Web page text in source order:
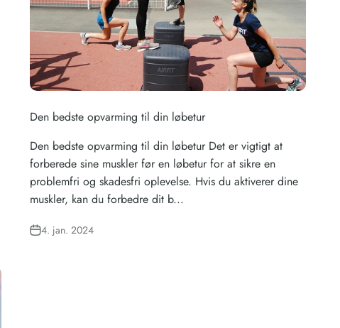
Den bedste opvarming til din løbetur
Den bedste opvarming til din løbetur Det er vigtigt at
forberede sine muskler før en løbetur for at sikre en
problemfri og skadesfri oplevelse. Hvis du aktiverer dine
muskler, kan du forbedre dit b...
4. jan. 2024